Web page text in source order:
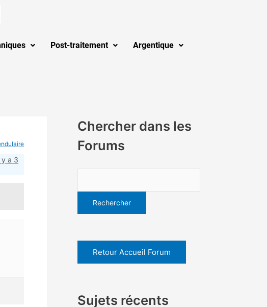
Post-traitement Argentique
y a 3
Chercher dans les
Forums
Retour Accueil Forum
Sujets récents